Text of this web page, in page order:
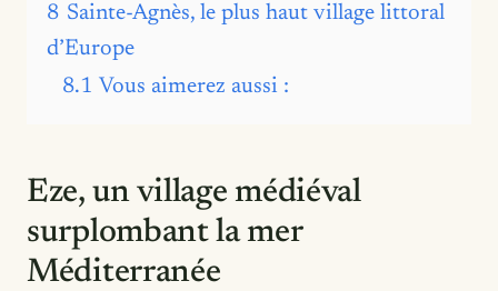
8 Sainte-Agnès, le plus haut village littoral
d’Europe
8.1 Vous aimerez aussi :
Eze, un village médiéval
surplombant la mer
Méditerranée